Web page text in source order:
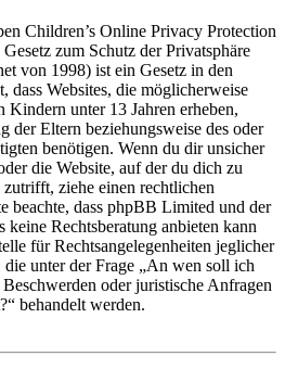
Children’s Online Privacy Protection
zum Schutz der Privatsphäre
von 1998) ist ein Gesetz in den
dass Websites, die möglicherweise
Kindern unter 13 Jahren erheben,
der Eltern beziehungsweise des oder
benötigen. Wenn du dir unsicher
die Website, auf der du dich zu
zutrifft, ziehe einen rechtlichen
beachte, dass phpBB Limited und der
keine Rechtsberatung anbieten kann
für Rechtsangelegenheiten jeglicher
unter der Frage „An wen soll ich
oder juristische Anfragen
behandelt werden.